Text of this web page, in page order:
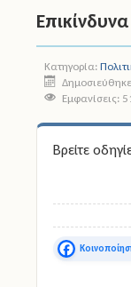
Μαθητές
Σχολικές
Νομοθεσία
Άδειες
Ηλεκτρονικές
Κατηγορία:
Εμφανίσεις:
Βρείτε
Facebook